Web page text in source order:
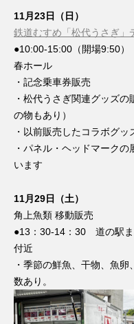
11月23日（日）
鉄道むすめ「松代うさぎ」
●10:00-15:00（開場9:50
春ホール
・記念乗車券販売
・松代うさぎ関連グッズ
の物もあり）
・以前販売したコラボグッ
・パネル・ヘッドマーク
います
11月29日（土）
角上魚類 移動販売
●13：30-14：30 道の駅
付近
・季節の鮮魚、干物、魚
数あり。